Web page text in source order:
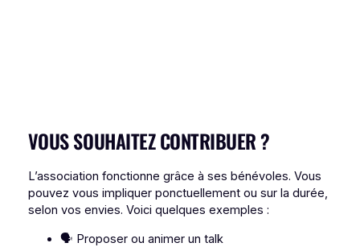
VOUS SOUHAITEZ CONTRIBUER ?
L’association fonctionne grâce à ses bénévoles. Vous
pouvez vous impliquer ponctuellement ou sur la durée,
selon vos envies. Voici quelques exemples :
🗣 Proposer ou animer un talk